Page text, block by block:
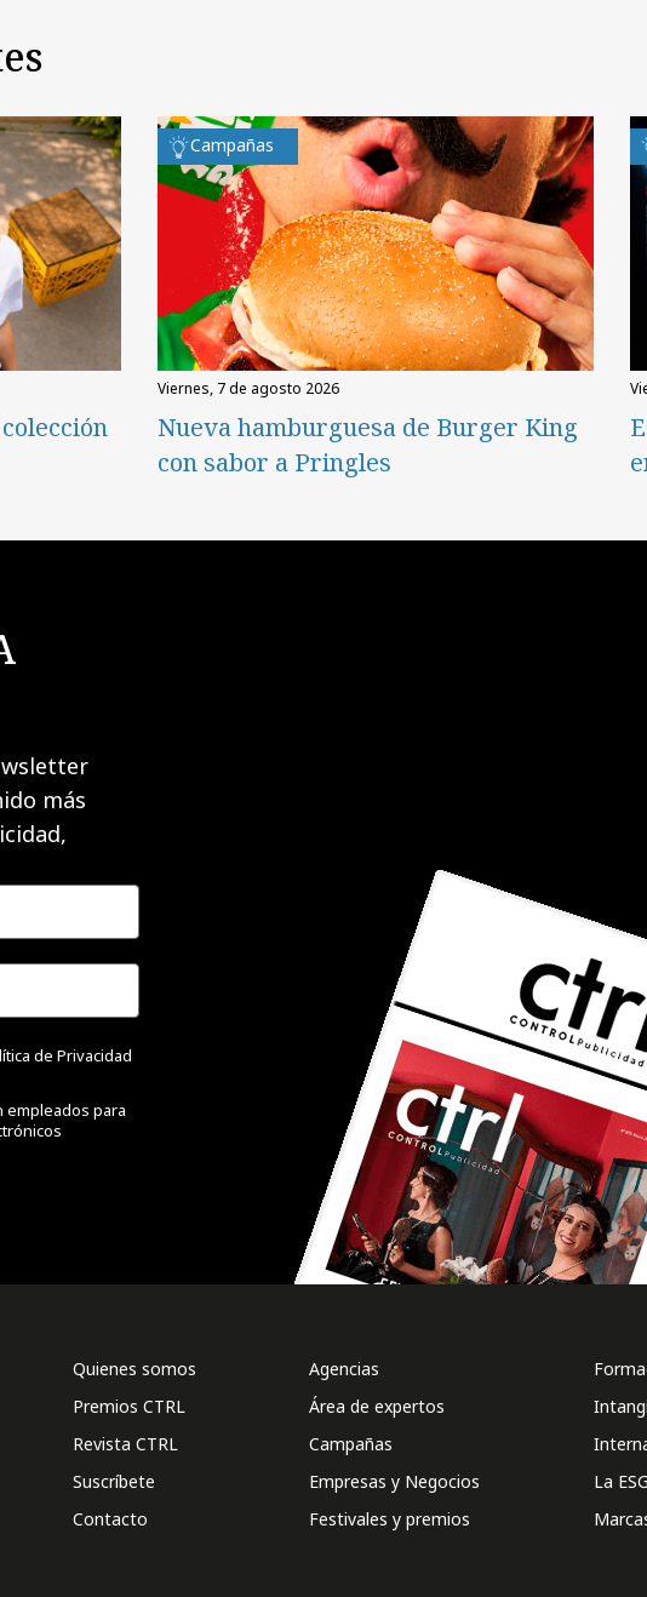
Campañas
viernes, 7 de agosto 2026
Nueva hamburguesa de Burger King
con sabor a Pringles
más
de Privacidad
empleados para
Quienes somos
Premios CTRL
Revista CTRL
Suscríbete
Contacto
Agencias
Área de expertos
Campañas
Empresas y Negocios
Festivales y premios
La